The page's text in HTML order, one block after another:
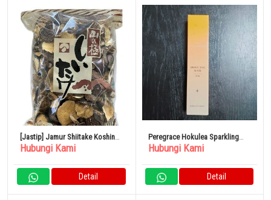
[Jastip] Jamur Shiitake Koshin
Dari Kyushu 1Kg
Hubungi Kami
Detail
Peregrace Hokulea Sparkling
Mask
Hubungi Kami
Detail